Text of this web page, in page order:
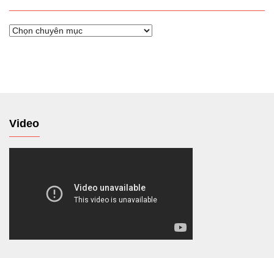
Chuyển
Video